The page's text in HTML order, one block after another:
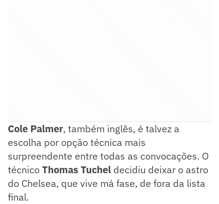
Cole Palmer, também inglês, é talvez a
escolha por opção técnica mais
surpreendente entre todas as convocações. O
técnicoThomas Tuchel decidiu deixar o astro
do Chelsea, que vive má fase, de fora da lista
final.